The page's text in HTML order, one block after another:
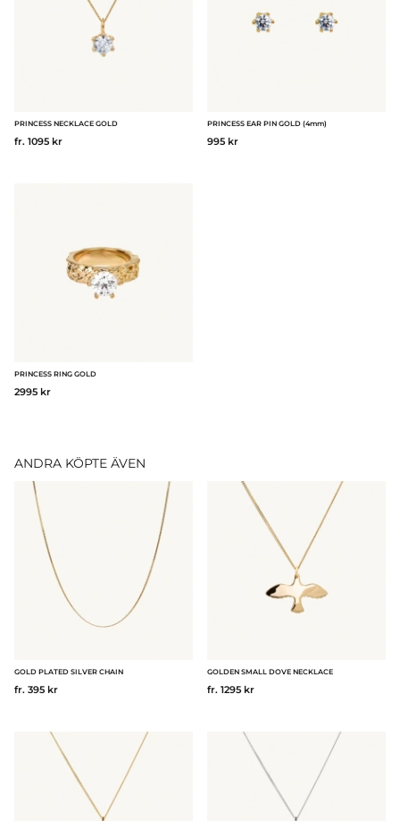
PRINCESS NECKLACE GOLD
fr. 1095 kr
PRINCESS EAR PIN GOLD (4mm)
995 kr
PRINCESS RING GOLD
2995 kr
ANDRA KÖPTE ÄVEN
GOLD PLATED SILVER CHAIN
fr. 395 kr
GOLDEN SMALL DOVE NECKLACE
fr. 1295 kr